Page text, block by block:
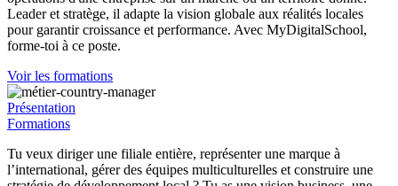
Leader et stratège, il adapte la vision globale aux réalités locales
pour garantir croissance et performance. Avec MyDigitalSchool,
forme-toi à ce poste.
Voir les formations
Présentation
Formations
Tu veux diriger une filiale entière, représenter une marque à
l’international, gérer des équipes multiculturelles et construire une